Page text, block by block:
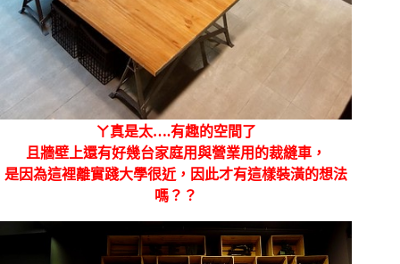
ㄚ真是太….有趣的空間了
且牆壁上還有好幾台家庭用與營業用的裁縫車，
是因為這裡離實踐大學很近，因此才有這樣裝潢的想法
嗎？？